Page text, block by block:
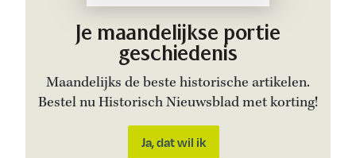
Je maandelijkse portie
geschiedenis
Maandelijks de beste historische artikelen.
Bestel nu Historisch Nieuwsblad met korting!
Ja, dat wil ik